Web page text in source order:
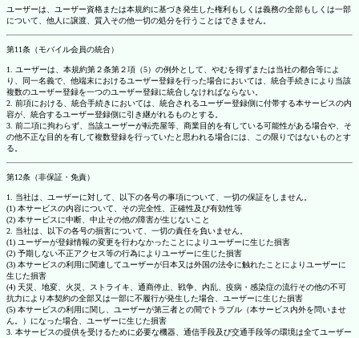
ユーザーは、ユーザー資格または本規約に基づき発生した権利もしくは義務の全部もしくは一部
について、他人に譲渡、質入その他一切の処分を行うことはできません。
第11条（モバイル会員の統合）
1. ユーザーは、本規約第２条第２項（5）の例外として、やむを得ずまたは当社の都合等によ
り、同一名義で、他端末におけるユーザー登録を行った場合においては、統合手続きにより当該
複数のユーザー登録を一つのユーザー登録に統合しなければならない。
2. 前項における、統合手続きにおいては、統合されるユーザー登録側に付帯する本サービスの内
容が、統合するユーザー登録側に引き継がれるものとする。
3. 前二項に拘わらず、当該ユーザーが転売屋等、商業目的を有している可能性がある場合や、そ
の他不正な目的を有して複数登録を行っていたと思われる場合には、この限りではないものとす
る。
第12条（非保証・免責）
1. 当社は、ユーザーに対して、以下の各号の事項について、一切の保証をしません。
(1) 本サービスの内容について、その完全性、正確性及び有効性等
(2) 本サービスに中断、中止その他の障害が生じないこと
2. 当社は、以下の各号の損害について、一切の責任を負いません。
(1) ユーザーが登録情報の変更を行わなかったことによりユーザーに生じた損害
(2) 予期しない不正アクセス等の行為によりユーザーに生じた損害
(3) 本サービスの利用に関連してユーザーが日本又は外国の法令に触れたことによりユーザーに
生じた損害
(4) 天災、地変、火災、ストライキ、通商停止、戦争、内乱、疫病・感染症の流行その他の不可
抗力により本契約の全部又は一部に不履行が発生した場合、ユーザーに生じた損害
(5) 本サービスの利用に関し、ユーザーが第三者との間でトラブル（本サービス内外を問いませ
ん。）になった場合、ユーザーに生じた損害
3. 本サービスの提供を受けるために必要な機器、通信手段及び交通手段等の環境は全てユーザー